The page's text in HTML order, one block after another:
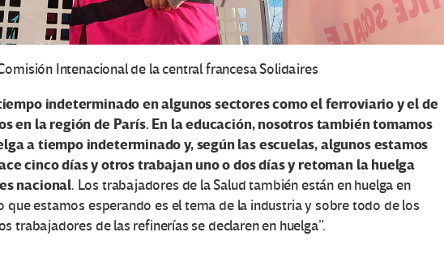
Intenacional de la central francesa Solidaires
indeterminado en algunos sectores como el ferroviario y el de
en la región de París. En la educación, nosotros también tomamos
a tiempo indeterminado y, según las escuelas, algunos estamos
cinco días y otros trabajan uno o dos días y retoman la huelga
nacional. Los trabajadores de la Salud también están en huelga en
que estamos esperando es el tema de la industria y sobre todo de los
trabajadores de las refinerías se declaren en huelga”.